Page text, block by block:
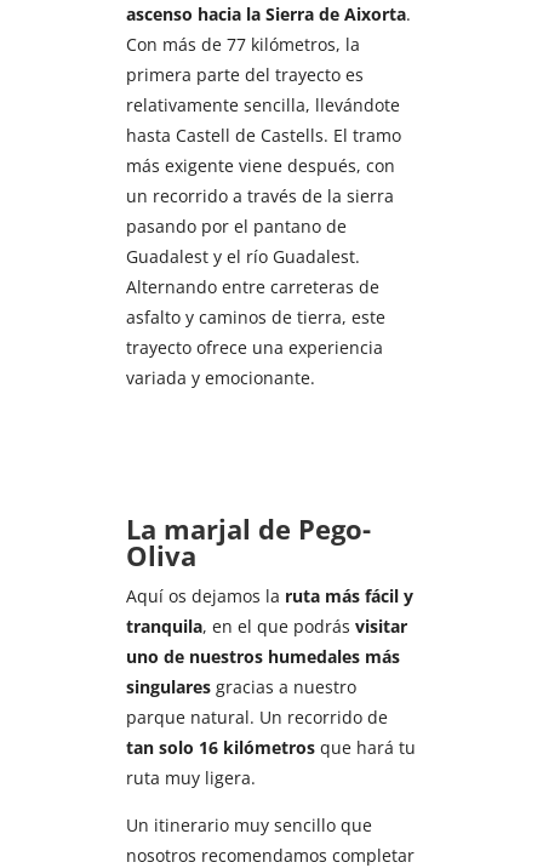
ascenso hacia la Sierra de Aixorta.
Con más de 77 kilómetros, la
primera parte del trayecto es
relativamente sencilla, llevándote
hasta Castell de Castells. El tramo
más exigente viene después, con
un recorrido a través de la sierra
pasando por el pantano de
Guadalest y el río Guadalest.
Alternando entre carreteras de
asfalto y caminos de tierra, este
trayecto ofrece una experiencia
variada y emocionante.
La marjal de Pego-
Oliva
Aquí os dejamos la ruta más fácil y
tranquila, en el que podrás visitar
uno de nuestros humedales más
singularesgracias a nuestro
parque natural. Un recorrido de
tan solo 16 kilómetrosque hará tu
ruta muy ligera.
Un itinerario muy sencillo que
nosotros recomendamos completar